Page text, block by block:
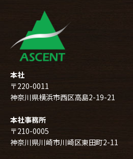
本社
〒220-0011
神奈川県横浜市西区高島2-19-21
本社事務所
〒210-0005
神奈川県川崎市川崎区東田町2-11